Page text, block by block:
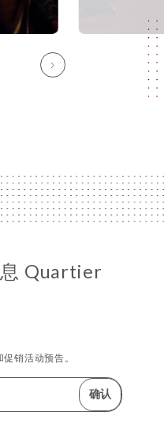
Quartier
销活动预告。
确认